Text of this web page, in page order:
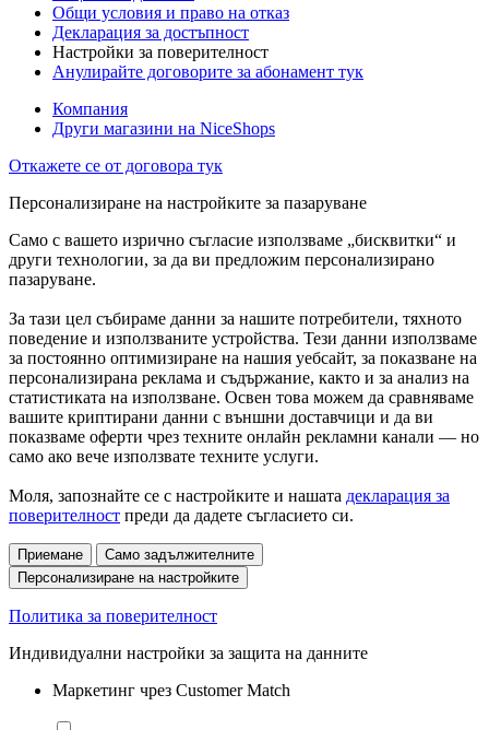
Общи условия и право на отказ
Декларация за достъпност
Настройки за поверителност
Анулирайте договорите за абонамент тук
Компания
Други магазини на NiceShops
Откажете се от договора тук
Персонализиране на настройките за пазаруване
Само с вашето изрично съгласие използваме „бисквитки“ и
други технологии, за да ви предложим персонализирано
пазаруване.
За тази цел събираме данни за нашите потребители, тяхното
поведение и използваните устройства. Тези данни използваме
за постоянно оптимизиране на нашия уебсайт, за показване на
персонализирана реклама и съдържание, както и за анализ на
статистиката на използване. Освен това можем да сравняваме
вашите криптирани данни с външни доставчици и да ви
показваме оферти чрез техните онлайн рекламни канали — но
само ако вече използвате техните услуги.
Моля, запознайте се с настройките и нашата декларация за
поверителност преди да дадете съгласието си.
Приемане
Само задължителните
Персонализиране на настройките
Политика за поверителност
Индивидуални настройки за защита на данните
Маркетинг чрез Customer Match